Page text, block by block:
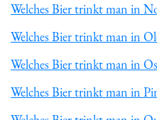
Welches Bier trinkt man in
Welches Bier trinkt man in
Welches Bier trinkt man in
Welches Bier trinkt man in